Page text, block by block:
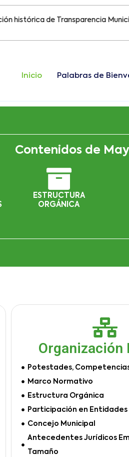
de Transparencia Municipal
Inicio Palabras de
Contenidos de
ESTRUCTURA
ORGÁNICA
Organización
Potestades,
Marco Normativo
Estructura Orgánica
Participación en Entidades
Concejo Municipal
Antecedentes Jurídicos
Tamaño